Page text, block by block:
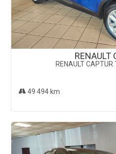
RENAULT
RENAULT
49 494 km